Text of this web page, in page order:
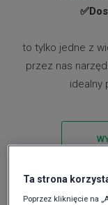
to tylko jedne z
przez nas
idealny
Ta strona
Poprzez kliknięcie na